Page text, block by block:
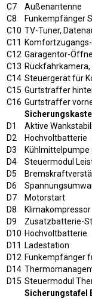
C7
Außenantenne
C8
Funkempfänger
C10 TV-Tuner,
C11
C12 Garagentor-
C13
C14 Steuergerät für
C15 Gurtstraffer
C16 Gurtstraffer
D1
Aktive
D2
Hochvoltbatterie
D3
D4
Steuermodul
D5
D6
D7
Motorstart
D8
Klimakompressor
D9
Zusatzbatterie-
D10 Hochvoltbatterie
D11
Ladestation
D12 Funkempfänger
D14
D15 Steuermodul
Sicherungstafel